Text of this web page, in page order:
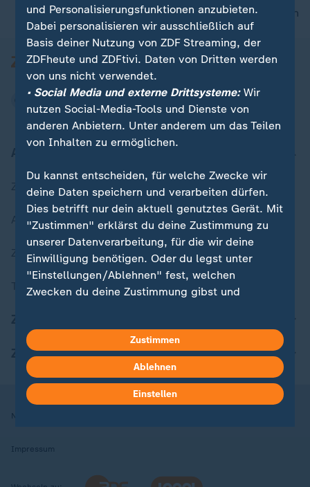
nach oben
Zuletzt veröffentlicht
Aktuelle Sendungs-Videos
ZDFheute Stories
Themen im Überblick
ZDFheute Apps
Nutzungsbedingungen
Impressum
und Personalisierungsfunktionen anzubieten.
Dabei personalisieren wir ausschließlich auf
Basis deiner Nutzung von ZDF Streaming, der
ZDFheute und ZDFtivi. Daten von Dritten werden
von uns nicht verwendet.
• Social Media und externe Drittsysteme:Wir
nutzen Social-Media-Tools und Dienste von
anderen Anbietern. Unter anderem um das Teilen
von Inhalten zu ermöglichen.
Du kannst entscheiden, für welche Zwecke wir
deine Daten speichern und verarbeiten dürfen.
Dies betrifft nur dein aktuell genutztes Gerät. Mit
"Zustimmen" erklärst du deine Zustimmung zu
unserer Datenverarbeitung, für die wir deine
Einwilligung benötigen. Oder du legst unter
"Einstellungen/Ablehnen" fest, welchen
Zwecken du deine Zustimmung gibst und
in deinen Einstellungen widerrufen oder ändern.
Hier findest du das Impressum.
Weitere Informationen findest du in unserer
Datenschutzerklärung.
Zustimmen
Ablehnen
Einstellen